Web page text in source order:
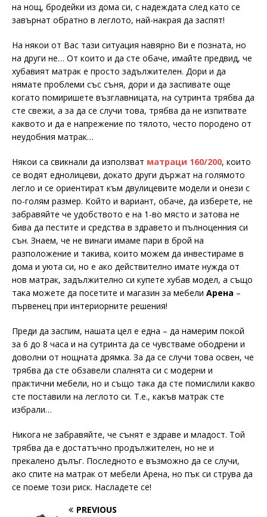
на нощ, бродейки из дома си, с надеждата след като се
завърнат обратно в леглото, най-накрая да заспят!
На някои от Вас тази ситуация навярно Ви е позната, но
на други не… От които и да сте обаче, имайте предвид, че
хубавият матрак е просто задължителен. Дори и да
нямате проблеми със съня, дори и да заспивате още
когато помиришете възглавницата, на сутринта трябва да
сте свежи, а за да се случи това, трябва да не изпитвате
каквото и да е напрежение по тялото, често породено от
неудобния матрак…
Някои са свикнали да използват матраци 160/200, които
се водят еднолицеви, докато други държат на голямото
легло и се ориентират към двулицевите модели и онези с
по-голям размер. Който и вариант, обаче, да изберете, не
забравяйте че удобството е на 1-во място и затова не
бива да пестите и средства в здравето и пълноценния си
сън. Знаем, че не винаги имаме пари в брой на
разположение и такива, които можем да инвестираме в
дома и уюта си, но е ако действително имате нужда от
нов матрак, задължително си купете хубав модел, а също
така можете да посетите и магазин за мебели Арена –
първенец при интериорните решения!
Преди да заспим, нашата цел е една – да намерим покой
за 6 до 8 часа и на сутринта да се чувстваме ободрени и
доволни от нощната дрямка. За да се случи това освен, че
трябва да сте обзавели спалнята си с модерни и
практични мебели, но и също така да сте помислили какво
сте поставили на леглото си. Т.е., какъв матрак сте
избрали…
Никога не забравяйте, че сънят е здраве и младост. Той
трябва да е достатъчно продължителен, но не и
прекалено дълъг. Последното е възможно да се случи,
ако спите на матрак от мебели Арена, но пък си струва да
се поеме този риск. Насладете се!
PREVIOUS